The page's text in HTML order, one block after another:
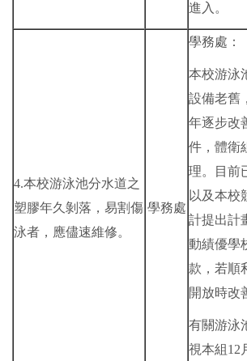
進入。
4.本校游泳池分水道之
塑膠年久剝落，易割傷
泳者，應儘速維修。
學務處
學務處：
本校游泳
設備老舊
年逐步改
件，體衛
理。目前
以及本校
計提出計
動績優學
款，若順
開放時改
有關游泳
視本組12